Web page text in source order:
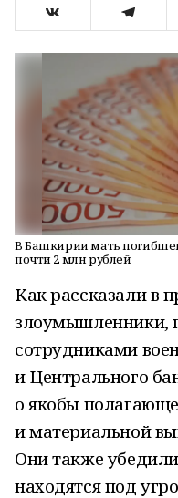
В Башкирии мать
почти 2 млн рублей
Как рассказали в
злоумышленники,
сотрудниками
и Центрального
о якобы
и материальной
Они также
находятся под